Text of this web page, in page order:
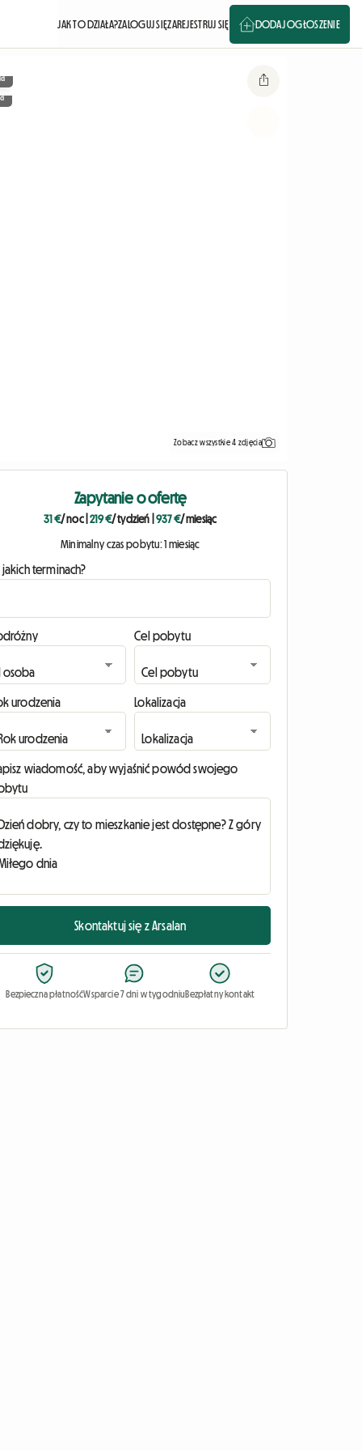
JAK TO DZIAŁA?ZALOGUJ SIĘZAREJESTRUJ SIĘ DODAJ OGŁOSZENIE
Zobacz wszystkie 4 zdjęcia
Zapytanie o ofertę
31 €/ noc|219 €/ tydzień 937 €/ miesiąc
Minimalny czas pobytu: 1 miesiąc
jakich terminach?
Cel pobytu
urodzenia Lokalizacja
wiadomość, aby wyjaśnić powód swojego
Skontaktuj się z Arsalan
Bezpieczna płatnośćWsparcie 7 dni w tygodniuBezpłatny kontakt